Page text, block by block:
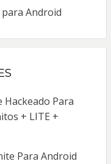
Android
Hackeado Para
+ LITE +
Para Android